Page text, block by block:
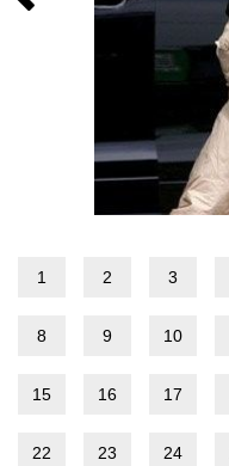
1 2 3
8 9 10
15 16 17
22 23 24